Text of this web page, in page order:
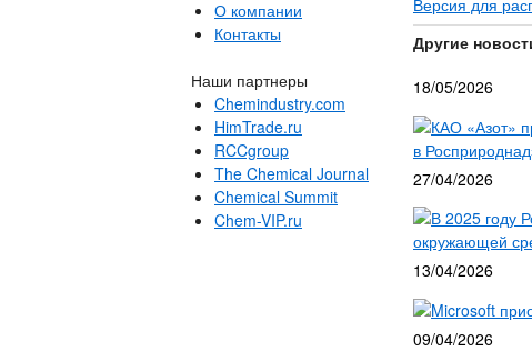
О компании
Контакты
Наши партнеры
Chemindustry.com
HimTrade.ru
RCCgroup
The Chemical Journal
Chemical Summit
Chem-VIP.ru
Версия для
Другие
18/05/2026
КАО «Азот»
в
27/04/2026
В 2025 году
окружающей
13/04/2026
Microsoft
09/04/2026